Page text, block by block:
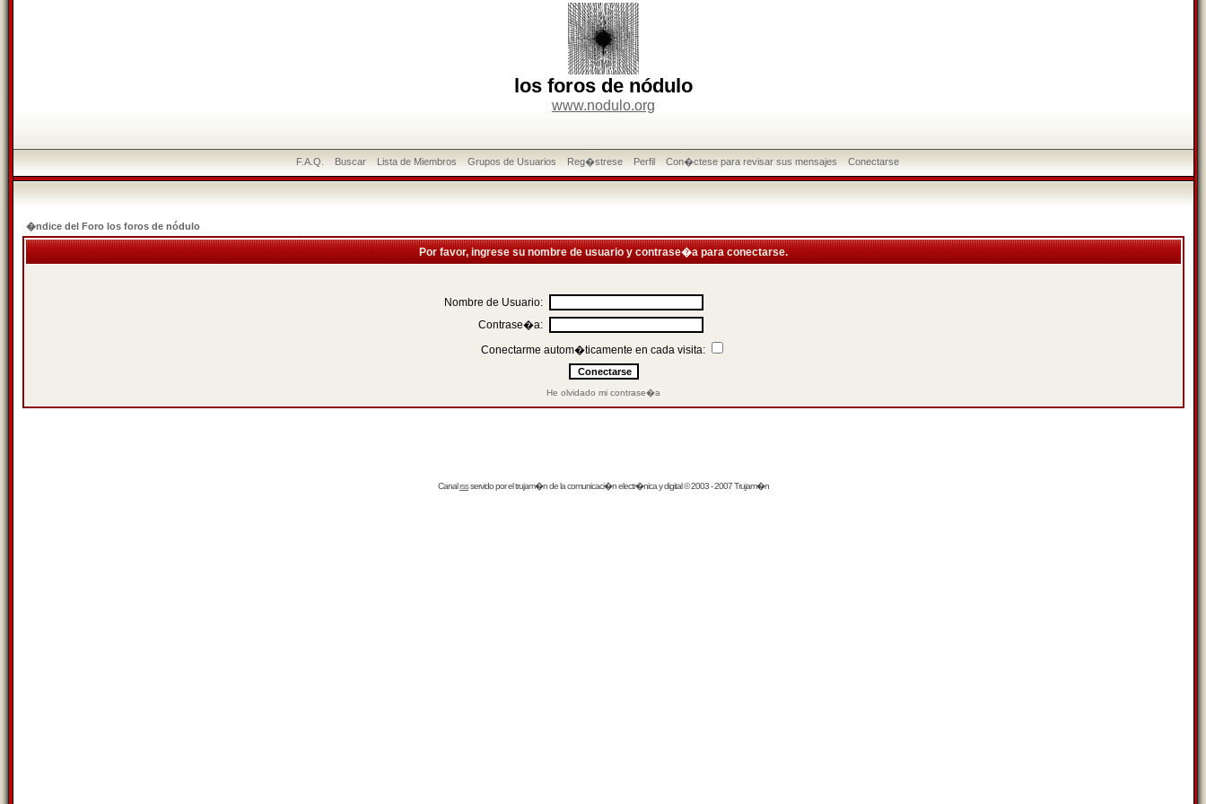
los foros de nódulo
www.nodulo.org
F.A.Q. Buscar Lista de Miembros Grupos de Usuarios Reg�strese Perfil Con�ctese para revisar sus mensajes Conectarse
�ndice del Foro los foros de nódulo
Por favor, ingrese su nombre de usuario y contrase�a para conectarse.
Nombre de Usuario:
Contrase�a:
Conectarme autom�ticamente en cada visita:
He olvidado mi contrase�a
Canalrssservido por eltrujam�nde la comunicaci�n electr�nica y digital © 2003 - 2007 Trujam�n